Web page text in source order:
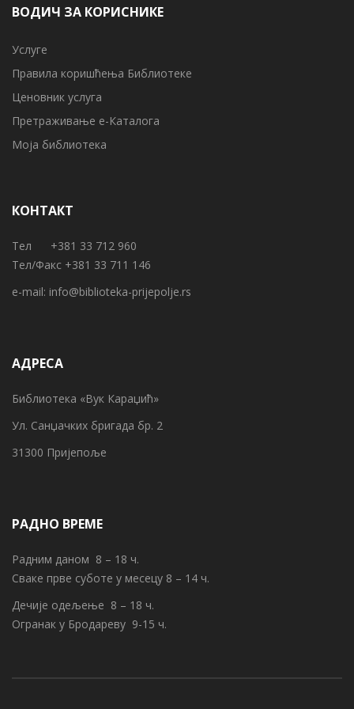
ВОДИЧ ЗА КОРИСНИКЕ
Услуге
Правила коришћења Библиотеке
Ценовник услуга
Претраживање е-Каталога
Моја библиотека
КОНТАКТ
Тел +381 33 712 960
Тел/Факс +381 33 711 146
e-mail: info@biblioteka-prijepolje.rs
АДРЕСА
Библиотека «Вук Караџић»
Ул. Санџачких бригада бр. 2
31300 Пријепоље
РАДНО ВРЕМЕ
Радним даном 8 – 18 ч.
Сваке прве суботе у месецу 8 – 14 ч.
Дечије одељење 8 – 18 ч.
Огранак у Бродареву 9-15 ч.